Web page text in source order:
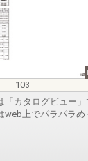
103
「カタログビュー
web上でパラパラ